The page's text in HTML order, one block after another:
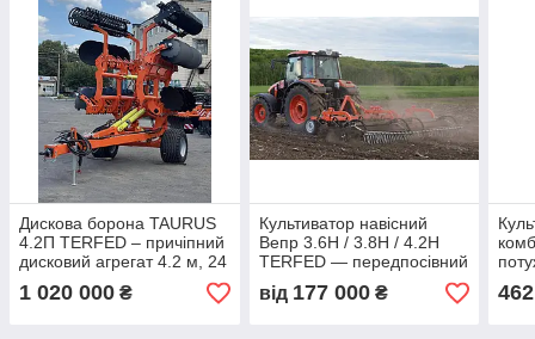
Дискова борона TAURUS
4.2П TERFED – причіпний
дисковий агрегат 4.2 м, 24
диски, гумово-
демпферний захист
1 020 000 ₴
Культиватор навісний
Вепр 3.6Н / 3.8Н / 4.2Н
TERFED — передпосівний
культиватор для МТЗ 82–
110 к.с.
від 177 000₴